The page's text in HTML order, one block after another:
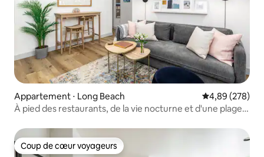
Appartement ⋅ Long Beach Évaluation
4,89 (278)
À pied des restaurants, de la vie nocturne et d'une plage
Coup de cœur voyageurs
Coup de cœur voyageurs